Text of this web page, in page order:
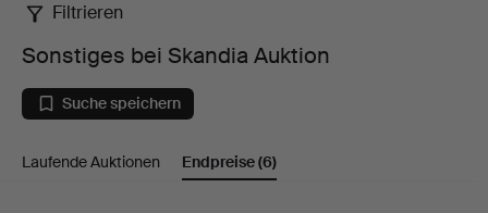
Sonstiges
bei
Skandia
Auktion
Filtrieren
Sonstiges bei Skandia Auktion
Suche speichern
Laufende Auktionen Endpreise(6)